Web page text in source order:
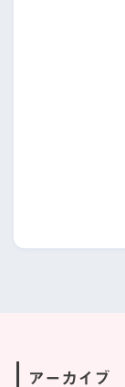
アーカイブ